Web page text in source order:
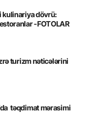
kulinariya dövrü:
-FOTOLAR
turizm nəticələrini
təqdimat mərasimi